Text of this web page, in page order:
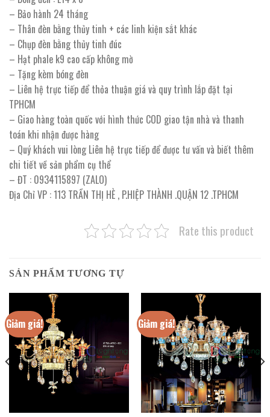
– Bảo hành 24 tháng
– Thân đèn bằng thủy tinh + các linh kiện sắt khác
– Chụp đèn bằng thủy tinh đúc
– Hạt phale k9 cao cấp không mờ
– Tặng kèm bóng đèn
– Liên hệ trực tiếp để thỏa thuận giá và quy trình lắp đặt tại
TPHCM
– Giao hàng toàn quốc với hình thức COD giao tận nhà và thanh
toán khi nhận được hàng
– Quý khách vui lòng Liên hệ trực tiếp để được tư vấn và biết thêm
chi tiết về sản phẩm cụ thể
– ĐT : 0934115897 (ZALO)
Địa Chỉ VP : 113 TRẦN THỊ HÈ , P.HIỆP THÀNH .QUẬN 12 .TPHCM
Rate this product
SẢN PHẨM TƯƠNG TỰ
Giảm giá! Giảm giá!